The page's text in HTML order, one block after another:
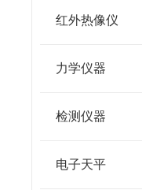
红外热像仪
力学仪器
检测仪器
电子天平